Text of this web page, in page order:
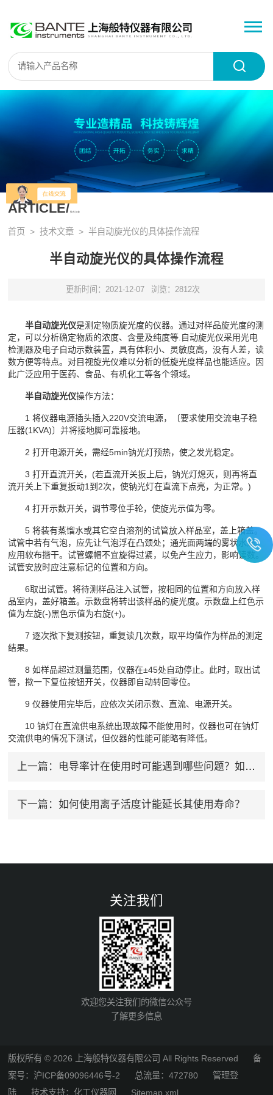
ARTICLE/技术文章
首页 >技术文章 > 半自动旋光仪的具体操作流程
半自动旋光仪的具体操作流程
更新时间：2021-12-07 浏览：2812次
半自动旋光仪是测定物质旋光度的仪器。通过对样品旋光度的测
定，可以分析确定物质的浓度、含量及纯度等.自动旋光仪采用光电
检测器及电子自动示数装置，具有体积小、灵敏度高，没有人差，读
数方便等特点。对目视旋光仪难以分析的低旋光度样品也能适应。因
此广泛应用于医药、食品、有机化工等各个领域。
半自动旋光仪操作方法：
1 将仪器电源插头插入220V交流电源，〔要求使用交流电子稳
压器(1KVA)〕并将接地脚可靠接地。
2 打开电源开关，需经5min钠光灯预热，使之发光稳定。
3 打开直流开关，(若直流开关扳上后，钠光灯熄灭，则再将直
流开关上下重复扳动1到2次，使钠光灯在直流下点亮，为正常。)
4 打开示数开关，调节零位手轮，使旋光示值为零。
5 将装有蒸馏水或其它空白溶剂的试管放入样品室，盖上箱盖。
试管中若有气泡，应先让气泡浮在凸颈处；通光面两端的雾状水滴。
应用软布揩干。试管螺帽不宜旋得过紧，以免产生应力，影响读数。
试管安放时应注意标记的位置和方向。
6取出试管。将待测样品注入试管，按相同的位置和方向放入样
品室内，盖好箱盖。示数盘将转出该样品的旋光度。示数盘上红色示
值为左旋(-)黑色示值为右旋(+)。
7 逐次揿下复测按钮，重复读几次数，取平均值作为样品的测定
结果。
8 如样品超过测量范围，仪器在±45处自动停止。此时，取出试
管，揿一下复位按钮开关，仪器即自动转回零位。
9 仪器使用完毕后，应依次关闭示数、直流、电源开关。
10 钠灯在直流供电系统出现故障不能使用时，仪器也可在钠灯
交流供电的情况下测试，但仪器的性能可能略有降低。
上一篇： 电导率计在使用时可能遇到哪些问题？如何解决？
下一篇： 如何使用离子活度计能延长其使用寿命？
关注我们
欢迎您关注我们的微信公众号
了解更多信息
版权所有 © 2026 上海般特仪器有限公司 All Rights Reserved备
案号：沪ICP备09096446号-2 总流量：472780 管理登
陆 技术支持：化工仪器网 Sitemap.xml